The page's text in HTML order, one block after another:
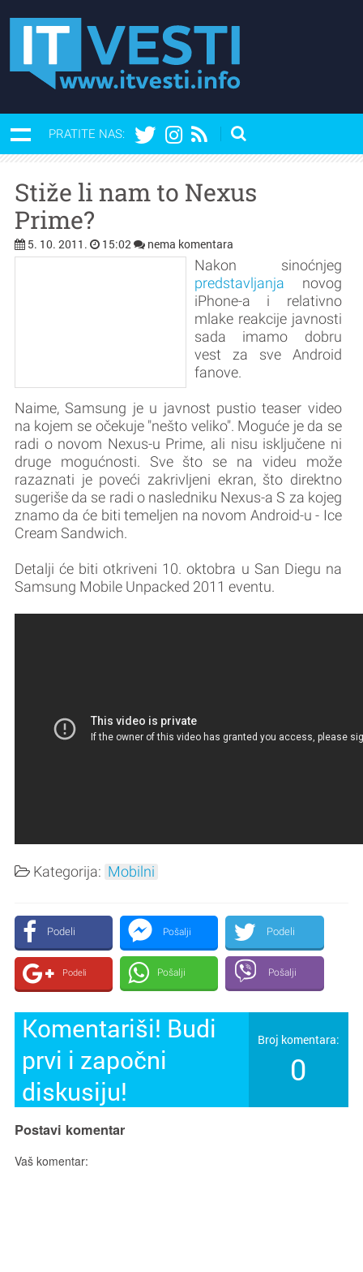
PRATITE NAS:
Stiže li nam to Nexus
Prime?
5. 10. 2011. 15:02 nema komentara
Nakon sinoćnjeg
predstavljanja novog
iPhone-a i relativno
mlake reakcije javnosti
sada imamo dobru
vest za sve Android
fanove.
Naime, Samsung je u javnost pustio teaser video
na kojem se očekuje "nešto veliko". Moguće je da se
radi o novom Nexus-u Prime, ali nisu isključene ni
druge mogućnosti. Sve što se na videu može
razaznati je poveći zakrivljeni ekran, što direktno
sugeriše da se radi o nasledniku Nexus-a S za kojeg
znamo da će biti temeljen na novom Android-u - Ice
Cream Sandwich.
Detalji će biti otkriveni 10. oktobra u San Diegu na
Samsung Mobile Unpacked 2011 eventu.
Kategorija: Mobilni
Podeli Pošalji Podeli
Podeli Pošalji Pošalji
Komentariši! Budi
prvi i započni
diskusiju!
Broj komentara:
0
Postavi komentar
Vaš komentar: